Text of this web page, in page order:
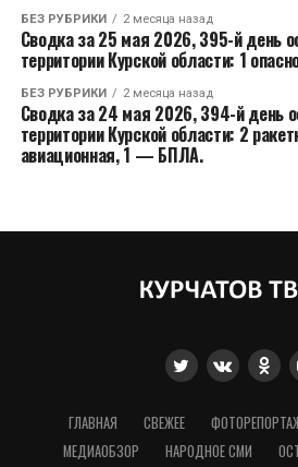
БЕЗ РУБРИКИ 2 месяца назад
Сводка за 25 мая 2026, 395-й день
территории Курской области: 1
БЕЗ РУБРИКИ 2 месяца назад
Сводка за 24 мая 2026, 394-й день
территории Курской области: 2
авиационная, 1 — БПЛА.
ГЛАВНАЯ СВЕЖЕЕ
МЕДИАОБЗОР
НАРОДНОЕ СМИ